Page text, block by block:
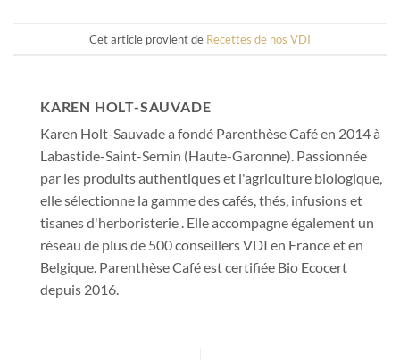
Cet article provient de Recettes de nos VDI
KAREN HOLT-SAUVADE
Karen Holt-Sauvade a fondé Parenthèse Café en 2014 à
Labastide-Saint-Sernin (Haute-Garonne). Passionnée
par les produits authentiques et l'agriculture biologique,
elle sélectionne la gamme des cafés, thés, infusions et
tisanes d'herboristerie . Elle accompagne également un
réseau de plus de 500 conseillers VDI en France et en
Belgique. Parenthèse Café est certifiée Bio Ecocert
depuis 2016.